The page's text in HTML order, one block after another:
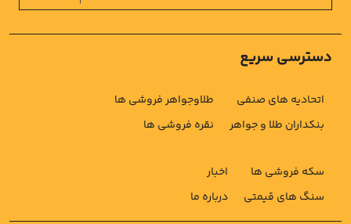
دسترسی سریع
اتحادیه های صنفی
بنکداران طلا و جواهر
طلاوجواهر فروشی ها
نقره فروشی ها
سکه فروشی ها
سنگ های قیمتی
اخبار
درباره ما